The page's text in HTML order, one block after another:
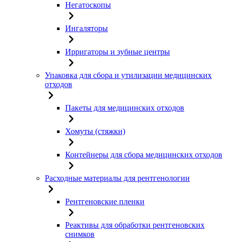
Негатоскопы
Ингаляторы
Ирригаторы и зубные центры
Упаковка для сбора и утилизации медицинских
отходов
Пакеты для медицинских отходов
Хомуты (стяжки)
Контейнеры для сбора медицинских отходов
Расходные материалы для рентгенологии
Рентгеновские пленки
Реактивы для обработки рентгеновских
снимков